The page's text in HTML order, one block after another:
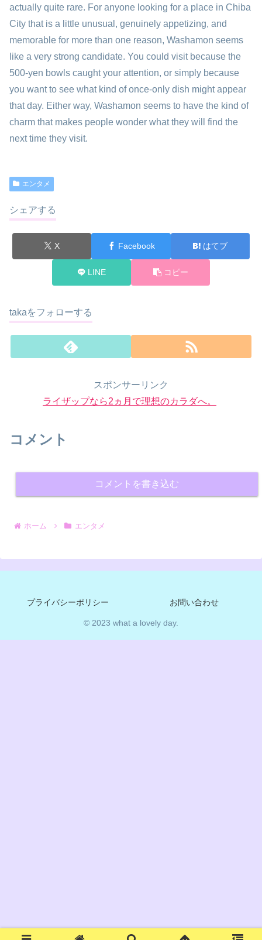
actually quite rare. For anyone looking for a place in Chiba
City that is a little unusual, genuinely appetizing, and
memorable for more than one reason, Washamon seems
like a very strong candidate. You could visit because the
500-yen bowls caught your attention, or simply because
you want to see what kind of once-only dish might appear
that day. Either way, Washamon seems to have the kind of
charm that makes people wonder what they will find the
next time they visit.
エンタメ
シェアする
X Facebook はてブ
LINE コピー
takaをフォローする
スポンサーリンク
ライザップなら2ヵ月で理想のカラダへ。
コメント
コメントを書き込む
ホーム エンタメ
プライバシーポリシー お問い合わせ
© 2023 what a lovely day.